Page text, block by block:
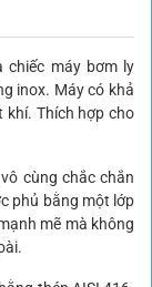
chiếc máy bơm ly
inox. Máy có khả
khí. Thích hợp cho
cùng chắc chắn
phủ bằng một lớp
mẽ mà không